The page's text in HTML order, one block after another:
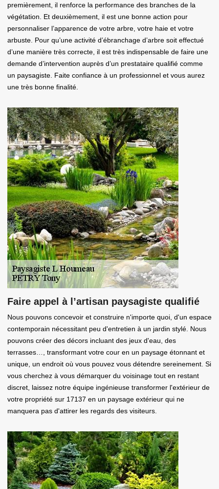
premièrement, il renforce la performance des branches de la
végétation. Et deuxièmement, il est une bonne action pour
personnaliser l’apparence de votre arbre, votre haie et votre
arbuste. Pour qu’une activité d’ébranchage d’arbre soit effectué
d’une manière très correcte, il est très indispensable de faire une
demande d’intervention auprès d’un prestataire qualifié comme
un paysagiste. Faite confiance à un professionnel et vous aurez
une très bonne finalité.
Faire appel à l’artisan paysagiste qualifié
Nous pouvons concevoir et construire n'importe quoi, d'un espace
contemporain nécessitant peu d'entretien à un jardin stylé. Nous
pouvons créer des décors incluant des jeux d'eau, des
terrasses…, transformant votre cour en un paysage étonnant et
unique, un endroit où vous pouvez vous détendre sereinement. Si
vous cherchez à vous démarquer du voisinage tout en restant
discret, laissez notre équipe ingénieuse transformer l'extérieur de
votre propriété sur 17137 en un paysage extérieur qui ne
manquera pas d'attirer les regards des visiteurs.